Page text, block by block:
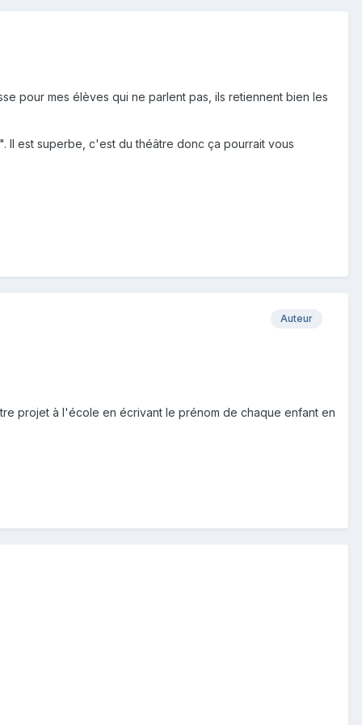
pour mes élèves qui ne parlent pas, ils retiennent bien les
Il est superbe, c'est du théâtre donc ça pourrait vous
Auteur
projet à l'école en écrivant le prénom de chaque enfant en